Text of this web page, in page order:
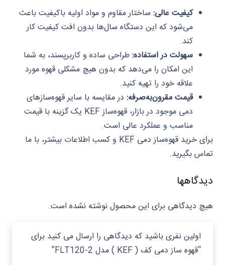
کیفیت عالی: ساختار مقاوم و مواد اولیه باکیفیت باعث
می‌شود که این دستگاه سال‌ها بدون افت کیفیت کار
کند.
سهولت در استفاده:طراحی ساده و کاربرپسند، به شما
این امکان را می‌دهد که بدون هیچ مشکلی قهوه مورد
علاقه خود را تهیه کنید.
قیمت مقرون‌به‌صرفه: در مقایسه با سایر قهوه‌سازهای
دمی موجود در بازار، قهوه‌ساز KEF یک گزینه با قیمت
مناسب و عملکرد عالی است.
برای خرید قهوه‌ساز دمی KEF و کسب اطلاعات بیشتر، با ما
تماس بگیرید.
دیدگاهها
هیچ دیدگاهی برای این محصول نوشته نشده است.
اولین نفری باشید که دیدگاهی را ارسال می کنید برای
“قهوه ساز دمی کف ( KEF ) مدل FLT120-2”